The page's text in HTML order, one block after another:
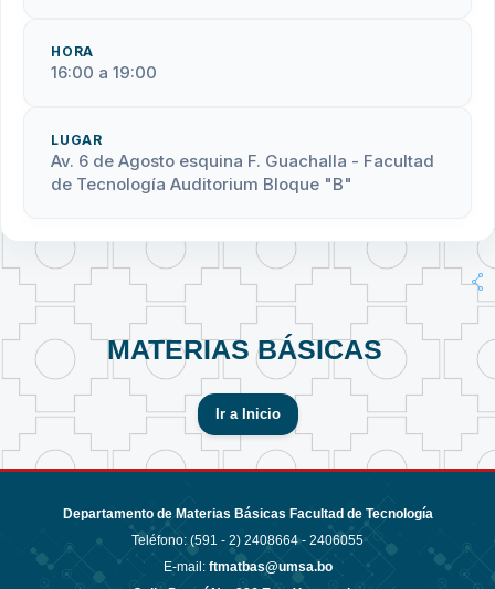
HORA
16:00 a 19:00
LUGAR
Av. 6 de Agosto esquina F. Guachalla - Facultad
de Tecnología Auditorium Bloque "B"
MATERIAS BÁSICAS
Ir a Inicio
Departamento de Materias Básicas Facultad de Tecnología
Teléfono: (591 - 2) 2408664 - 2406055
E-mail: ftmatbas@umsa.bo